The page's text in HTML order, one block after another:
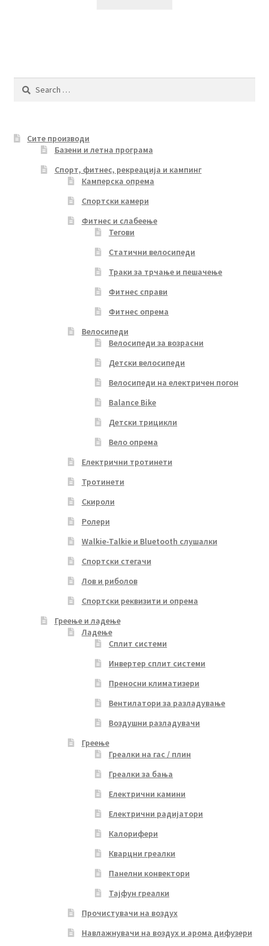
Search
Сите производи
Базени и летна програма
Спорт, фитнес, рекреација и кампинг
Камперска опрема
Спортски камери
Фитнес и слабеење
Тегови
Статични велосипеди
Траки за трчање и пешачење
Фитнес справи
Фитнес опрема
Велосипеди
Велосипеди за возрасни
Детски велосипеди
Велосипеди на електричен погон
Balance Bike
Детски трицикли
Вело опрема
Електрични тротинети
Тротинети
Скироли
Ролери
Walkie-Talkie и Bluetooth слушалки
Спортски стегачи
Лов и риболов
Спортски реквизити и опрема
Греење и ладење
Ладење
Сплит системи
Инвертер сплит системи
Преносни климатизери
Вентилатори за разладување
Воздушни разладувачи
Греење
Греалки на гас / плин
Греалки за бања
Електрични камини
Електрични радијатори
Калорифери
Кварцни греалки
Панелни конвектори
Тајфун греалки
Прочистувачи на воздух
Навлажнувачи на воздух и арома дифузери